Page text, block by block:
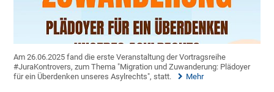
Am 26.06.2025 fand die erste Veranstaltung der Vortragsreihe
#JuraKontrovers, zum Thema "Migration und Zuwanderung: Plädoyer
für ein Überdenken unseres Asylrechts", statt.
Mehr